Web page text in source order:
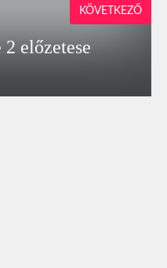
előzetese
KÖVETKEZŐ